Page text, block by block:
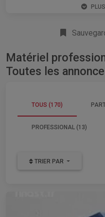
Matériel
Toutes les
TOUS (170)
PROFESSIONAL (13)
TRIER PAR